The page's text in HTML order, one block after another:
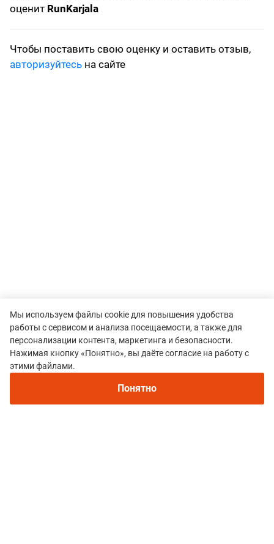
оценит RunKarjala
Чтобы поставить свою оценку и оставить отзыв,
авторизуйтесь на сайте
RunKarjala
Мы используем файлы cookie для повышения удобства
работы с сервисом и анализа посещаемости, а также для
персонализации контента, маркетинга и безопасности.
Нажимая кнопку «Понятно», вы даёте согласие на работу с
этими файлами.
Понятно